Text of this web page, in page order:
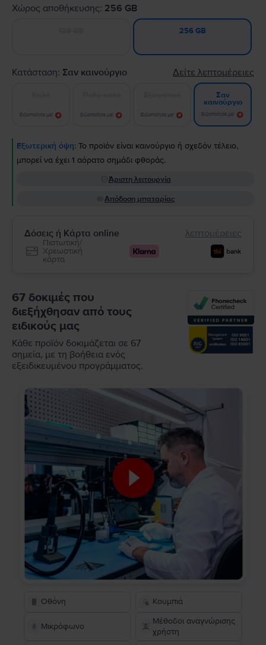
Χώρος αποθήκευσης: 256 GB
256 GB
Κατάσταση: Σαν καινούργιο Δείτε λεπτομέρειες
Ειδοποίησε με! Ειδοποίησε με! Ειδοποίησε με!
Σαν
καινούργιο
Ειδοποίησε με!
Εξωτερική όψη: Το προϊόν είναι καινούργιο ή σχεδόν τέλειο,
μπορεί να έχει 1 αόρατο σημάδι φθοράς.
Άριστη λειτουργία
Απόδοση μπαταρίας
Δόσεις ή Κάρτα online λεπτομέρειες
Πιστωτική/
Χρεωστική
κάρτα
67 δοκιμές που
διεξήχθησαν από τους
ειδικούς μας
Κάθε προϊόν δοκιμάζεται σε 67
σημεία, με τη βοήθεια ενός
εξειδικευμένου προγράμματος.
Οθόνη Κουμπιά
Μικρόφωνο
Μέθοδοι αναγνώρισης
χρήστη